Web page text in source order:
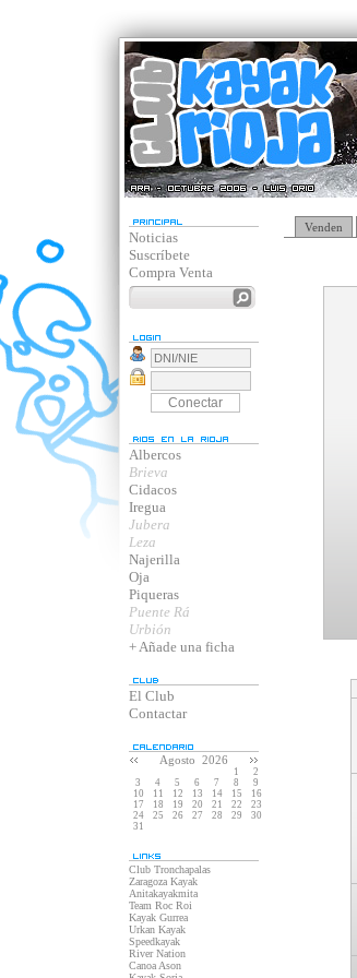
Noticias
Suscríbete
Compra Venta
Albercos
Brieva
Cidacos
Iregua
Jubera
Leza
Najerilla
Oja
Piqueras
Puente Rá
Urbión
+ Añade una ficha
El Club
Contactar
Agosto 2026
1
2
3
4 5 6 7 8
9
10
11 12 13 14 15
16
17
18 19 20 21 22
23
24
25 26 27 28 29
30
31
Club Tronchapalas
Zaragoza Kayak
Anitakayakmita
Team Roc Roi
Kayak Gurrea
Urkan Kayak
Speedkayak
River Nation
Canoa Ason
Venden